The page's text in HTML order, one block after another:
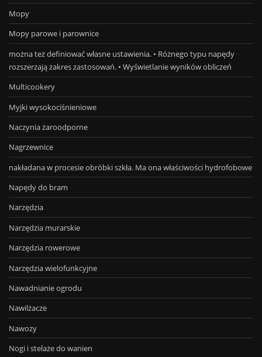
Mopy
Mopy parowe i parownice
można też definiować własne ustawienia. • Różnego typu napędy
rozszerzają zakres zastosowań. • Wyświetlanie wyników obliczeń
Multicookery
Myjki wysokociśnieniowe
Naczynia żaroodporne
Nagrzewnice
nakładana w procesie obróbki szkła. Ma ona właściwości hydrofobowe
Napędy do bram
Narzędzia
Narzędzia murarskie
Narzędzia rowerowe
Narzędzia wielofunkcyjne
Nawadnianie ogrodu
Nawilżacze
Nawozy
Nogi i stelaże do wanien